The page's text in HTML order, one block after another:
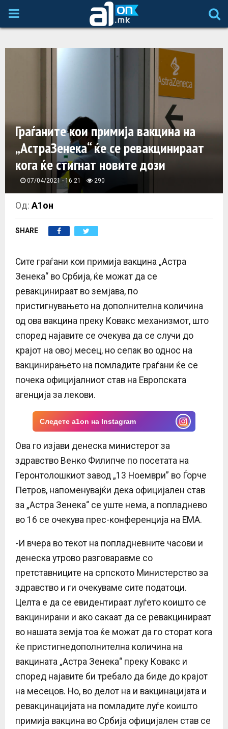
P
A
R
M
E
N
U
Граѓаните кои примија вакцина на
„АстраЗенека“ ќе се ревакцинираат
кога ќе стигнат новите дози
07/04/2021 - 16:21 290
Од:А1он
SHARE
Сите граѓани кои примија вакцина „Астра
Зенека“ во Србија, ќе можат да се
ревакцинираат во земјава, по
пристигнувањето на дополнителна количина
од ова вакцина преку Ковакс механизмот, што
според најавите се очекува да се случи до
крајот на овој месец, но сепак во однос на
вакцинирањето на помладите граѓани ќе се
почека официјалниот став на Европската
агенција за лекови.
Следете a1on на Instagram
Ова го изјави денеска министерот за
здравство Венко Филипче по посетата на
Геронтолошкиот завод „13 Ноември” во Ѓорче
Петров, напоменувајќи дека официјален став
за „Астра Зенека“ се уште нема, а попладнево
во 16 се очекува прес-конференција на ЕМА.
-И вчера во текот на попладневните часови и
денеска утрово разговаравме со
претставниците на српското Министерство за
здравство и ги очекуваме сите податоци.
Целта е да се евидентираат луѓето коишто се
вакцинирани и ако сакаат да се ревакцинираат
во нашата земја тоа ќе можат да го сторат кога
ќе пристигнедополнителна количина на
вакцината „Астра Зенека“ преку Ковакс и
според најавите би требало да биде до крајот
на месецов. Но, во делот на и вакцинацијата и
ревакцинацијата на помладите луѓе коишто
примија вакцина во Србија официјален став се